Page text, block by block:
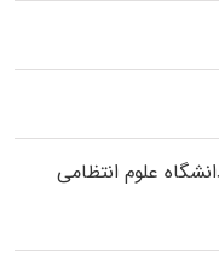
ﻋﻠﻮم انتظامی